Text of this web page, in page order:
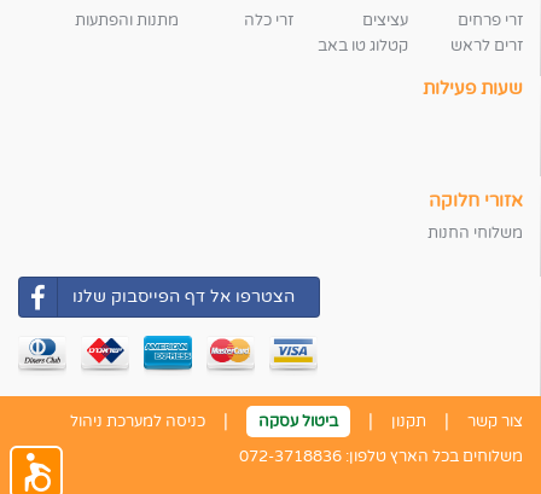
זרי פרחים עציצים זרי כלה
מתנות והפתעות
זרים לראש
קטלוג טו באב
שעות פעילות
אזורי חלוקה
משלוחי החנות
הצטרפו אל דף הפייסבוק שלנו
צור קשר | תקנון | ביטול עסקה |
כניסה למערכת ניהול
משלוחים בכל הארץ טלפון: 072-3718836